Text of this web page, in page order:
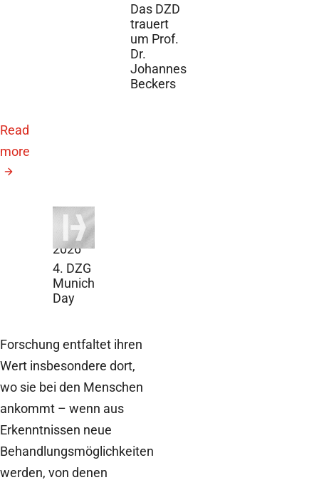
Das DZD
trauert
um Prof.
Dr.
Johannes
Beckers
July
2026
4. DZG
Munich
Day
Read
more
Forschung entfaltet ihren
Wert insbesondere dort,
wo sie bei den Menschen
ankommt – wenn aus
Erkenntnissen neue
Behandlungsmöglichkeiten
werden, von denen